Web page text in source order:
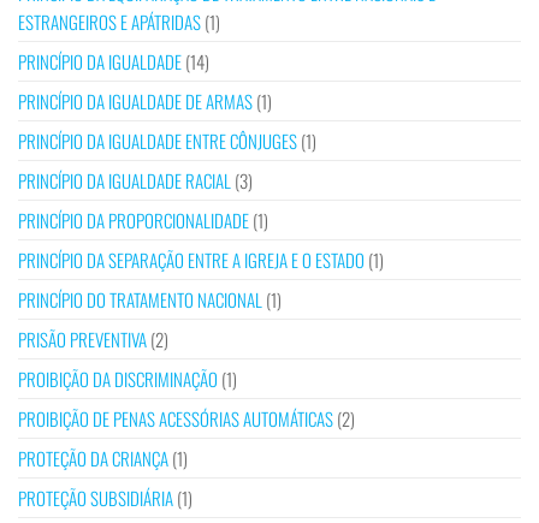
ESTRANGEIROS E APÁTRIDAS(1)
PRINCÍPIO DA IGUALDADE(14)
PRINCÍPIO DA IGUALDADE DE ARMAS(1)
PRINCÍPIO DA IGUALDADE ENTRE CÔNJUGES(1)
PRINCÍPIO DA IGUALDADE RACIAL (3)
PRINCÍPIO DA PROPORCIONALIDADE(1)
PRINCÍPIO DA SEPARAÇÃO ENTRE A IGREJA E O ESTADO (1)
PRINCÍPIO DO TRATAMENTO NACIONAL (1)
PRISÃO PREVENTIVA(2)
PROIBIÇÃO DA DISCRIMINAÇÃO (1)
PROIBIÇÃO DE PENAS ACESSÓRIAS AUTOMÁTICAS(2)
PROTEÇÃO DA CRIANÇA(1)
PROTEÇÃO SUBSIDIÁRIA(1)